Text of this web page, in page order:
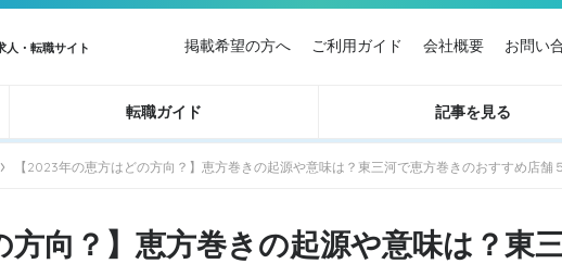
人・転職サイト 掲載希望の方へ ご利用ガイド 会社概要 お問い
転職ガイド 記事を見る
› 【2023年の恵方はどの方向？】恵方巻きの起源や意味は？東三河で恵方巻きのおすすめ店舗
方向？】恵方巻きの起源や意味は？東